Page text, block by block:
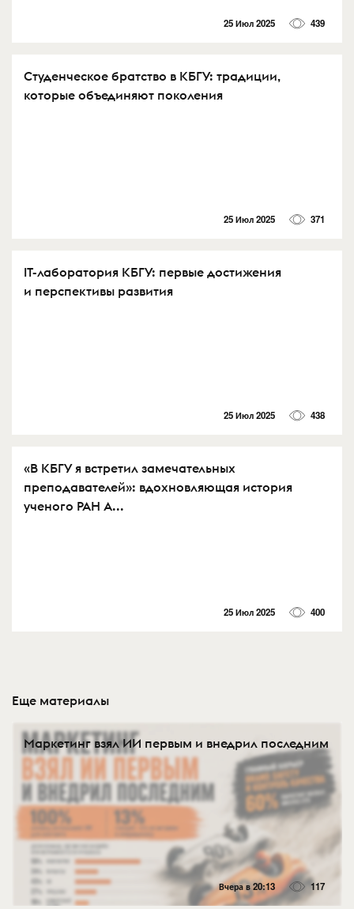
25 Июл 2025 439
Студенческое братство в КБГУ: традиции,
которые объединяют поколения
25 Июл 2025 371
IT-лаборатория КБГУ: первые достижения
и перспективы развития
25 Июл 2025 438
«В КБГУ я встретил замечательных
преподавателей»: вдохновляющая история
ученого РАН А...
25 Июл 2025 400
Еще материалы
Маркетинг взял ИИ первым и внедрил последним
Вчера в 20:13 117